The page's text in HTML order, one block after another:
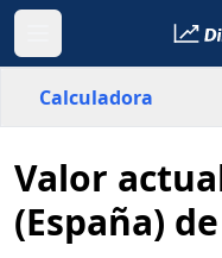
Calculadora
España
País
Valor
(España)